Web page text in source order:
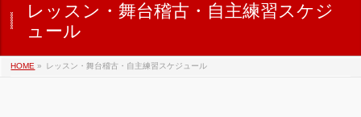
レッスン・舞台稽古・自主練習スケジ
ュール
HOME » レッスン・舞台稽古・自主練習スケジュール
03:00
04:00